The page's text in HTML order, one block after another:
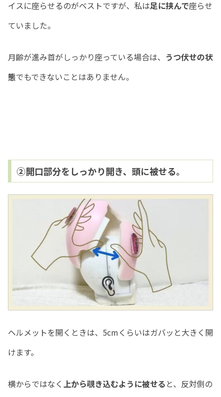
イスに座らせるのがベストですが、私は足に挟んで座らせ
ていました。
月齢が進み首がしっかり座っている場合は、 うつ伏せの状
態でもできないことはありません。
②開口部分をしっかり開き、頭に被せる。
ヘルメットを開くときは、5cmくらいはガバッと大きく開
けます。
横からではなく 上から覗き込むように被せる と、反対側の